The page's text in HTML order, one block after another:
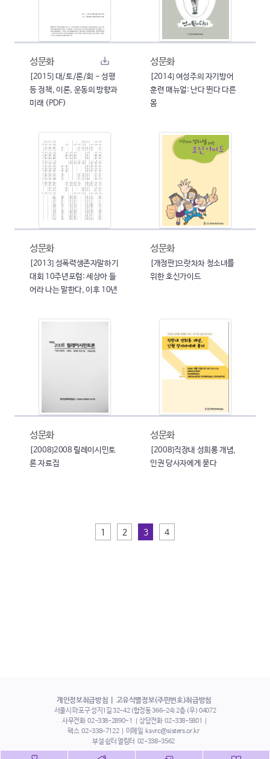
성문화
[2015] 대/토/론/회 - 성평
등 정책, 이론, 운동의 방향과
미래 (PDF)
성문화
[2014] 여성주의 자기방어
훈련 매뉴얼: 난다 뛴다 다른
몸
성문화
[2013] 성폭력생존자말하기
대회 10주년포럼: 세상아 들
어라 나는 말한다, 이후 10년
성문화
[개정판]으랏차차 청소녀를
위한 호신가이드
성문화
[2008]2008 릴레이시민토
론 자료집
성문화
[2008]직장내 성희롱 개념,
인권 당사자에게 묻다
1 2 3 4
개인정보취급방침 고유식별정보(주민번호)취급방침
서울시 마포구 성지1길 32-42 (합정동 366-24) 2층 (우) 04072
사무전화 02-338-2890~1 상담전화 02-338-5801
팩스 02-338-7122 이메일 ksvrc@sisters.or.kr
부설 쉼터 열림터 02-338-3562